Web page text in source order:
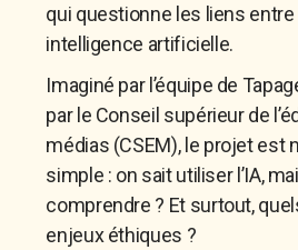
qui questionne les liens entre
intelligence artificielle.
Imaginé par l’équipe de
par le Conseil supérieur de
médias (CSEM), le projet est
simple : on sait utiliser l’IA,
comprendre ? Et surtout,
enjeux éthiques ?